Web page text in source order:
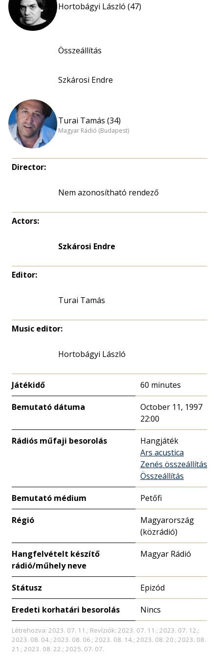
Hortobágyi László (47)
Összeállítás
Szkárosi Endre
Turai Tamás (34)
Magyar Rádió (Budapest)
Director:
Nem azonosítható rendező
Actors:
Szkárosi Endre
Editor:
Turai Tamás
Music editor:
Hortobágyi László
Játékidő 60 minutes
Bemutató dátuma
October 11, 1997
22:00
Rádiós műfaji besorolás
Hangjáték
Ars acustica
Zenés összeállítás
Összeállítás
Bemutató médium Petőfi
Régió
Magyarország
(közrádió)
Hangfelvételt készítő
rádió/műhely neve
Magyar Rádió
Státusz Epizód
Eredeti korhatári besorolás Nincs
Létrehozva: 2023. 07. 11.; Revíziók: 2023. 07. 11.; 2023. 07. 12.;
2023. 08. 04.; 2023. 08. 06.; 2023. 08. 14.; 2023. 08. 20.; 2023. 08.
21.; 2023. 08. 22.; 2025. 07. 07.